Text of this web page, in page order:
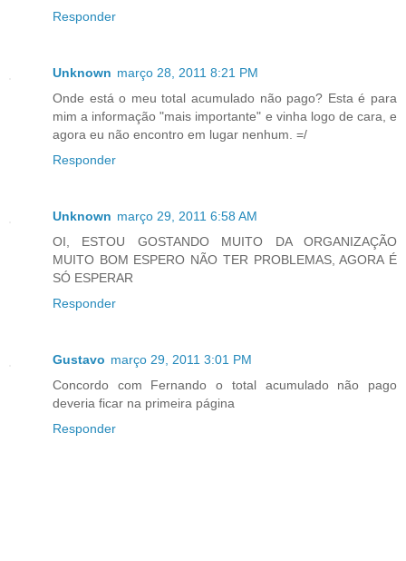
Responder
Unknown março 28, 2011 8:21 PM
Onde está o meu total acumulado não pago? Esta é para
mim a informação "mais importante" e vinha logo de cara, e
agora eu não encontro em lugar nenhum. =/
Responder
Unknown março 29, 2011 6:58 AM
OI, ESTOU GOSTANDO MUITO DA ORGANIZAÇÃO
MUITO BOM ESPERO NÃO TER PROBLEMAS, AGORA É
SÓ ESPERAR
Responder
Gustavo março 29, 2011 3:01 PM
Concordo com Fernando o total acumulado não pago
deveria ficar na primeira página
Responder